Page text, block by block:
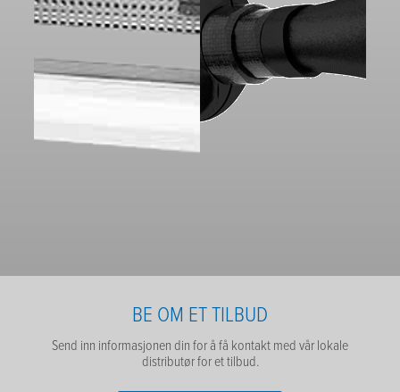
BE OM ET TILBUD
Send inn informasjonen din for å få kontakt med vår lokale
distributør for et tilbud.